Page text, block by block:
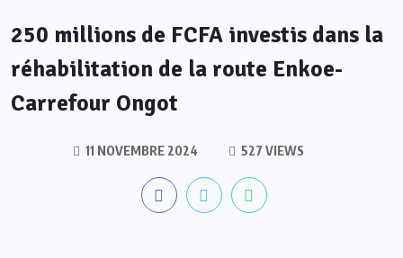
250 millions de FCFA investis dans la
réhabilitation de la route Enkoe-
Carrefour Ongot
11 NOVEMBRE 2024 527 VIEWS